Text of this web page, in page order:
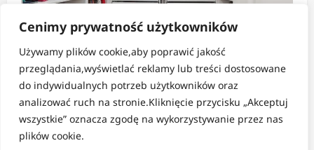
Cenimy prywatność użytkowników
Używamy plików cookie,aby poprawić jakość
przeglądania,wyświetlać reklamy lub treści dostosowane
do indywidualnych potrzeb użytkowników oraz
analizować ruch na stronie.Kliknięcie przycisku „Akceptuj
wszystkie” oznacza zgodę na wykorzystywanie przez nas
plików cookie.
Strefa pomysłów
Jak tanio i sprytnie zorganizować dużą
szafę?
Andrzej